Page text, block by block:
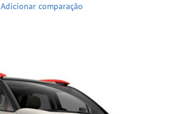
Adicionar comparação